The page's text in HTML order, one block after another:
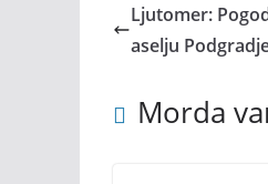
Ljutomer:
aselju
Morda